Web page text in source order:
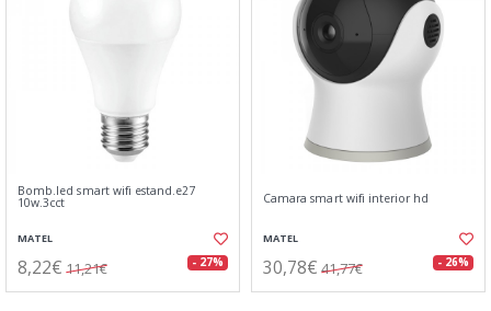
Bomb.led smart wifi estand.e27
10w.3cct
MATEL
8,22€ 11,21€ - 27%
Camara smart wifi interior hd
MATEL
30,78€ 41,77€ - 26%